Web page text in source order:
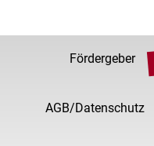
Fördergeber
AGB/Datenschutz